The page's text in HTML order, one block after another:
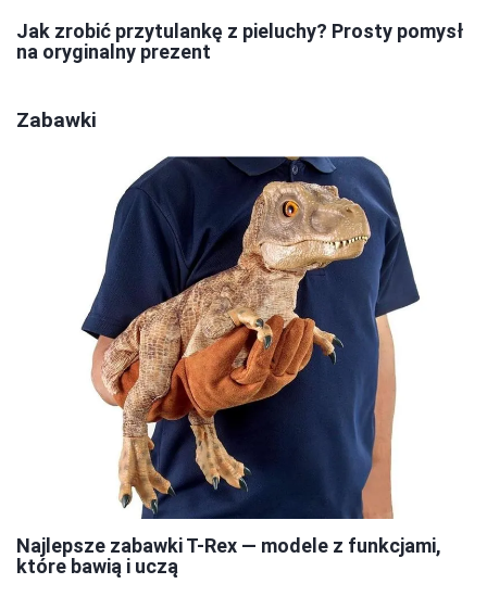
Jak zrobić przytulankę z pieluchy? Prosty pomysł
na oryginalny prezent
Zabawki
Najlepsze zabawki T-Rex — modele z funkcjami,
które bawią i uczą